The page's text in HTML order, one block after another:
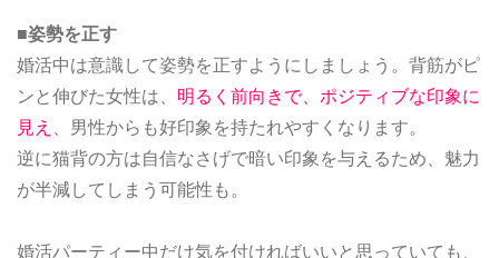
■姿勢を正す
婚活中は意識して姿勢を正すようにしましょう。背筋がピ
ンと伸びた女性は、 明るく前向きで、ポジティブな印象に
見え
、男性からも好印象を持たれやすくなります。
逆に猫背の方は自信なさげで暗い印象を与えるため、魅力
が半減してしまう可能性も。
婚活パーティー中だけ気を付ければいいと思っていても、